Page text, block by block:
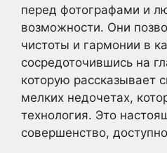
перед фотографами и
возможности. Они
чистоты и гармонии в
сосредоточившись на
которую рассказывает
мелких недочетах,
технология. Это
совершенство,